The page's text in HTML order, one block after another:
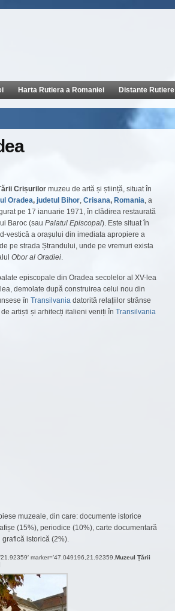
Harta Rutiera a Romaniei Distante Rutiere
Crișurilor muzeu de artă și știință, situat în
Oradea, judetul Bihor, Crisana, Romania, a
pe 17 ianuarie 1971, în clădirea restaurată
Baroc (sau Palatul Episcopal). Este situat în
vestică a orașului din imediata apropiere a
pe strada Ștrandului, unde pe vremuri exista
Obor al Oradiei.
episcopale din Oradea secolelor al XV-lea
demolate după construirea celui nou din
în Transilvania datorită relațiilor strânse
artiști și arhitecți italieni veniți în Transilvania
muzeale, din care: documente istorice
(15%), periodice (10%), carte documentară
istorică (2%).
marker=’47.049196,21.92359, Muzeul Țării